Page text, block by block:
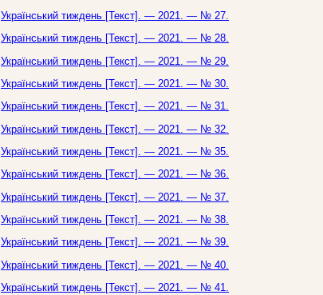
Український тиждень [Текст]. — 2021. — № 27.
Український тиждень [Текст]. — 2021. — № 28.
Український тиждень [Текст]. — 2021. — № 29.
Український тиждень [Текст]. — 2021. — № 30.
Український тиждень [Текст]. — 2021. — № 31.
Український тиждень [Текст]. — 2021. — № 32.
Український тиждень [Текст]. — 2021. — № 35.
Український тиждень [Текст]. — 2021. — № 36.
Український тиждень [Текст]. — 2021. — № 37.
Український тиждень [Текст]. — 2021. — № 38.
Український тиждень [Текст]. — 2021. — № 39.
Український тиждень [Текст]. — 2021. — № 40.
Український тиждень [Текст]. — 2021. — № 41.